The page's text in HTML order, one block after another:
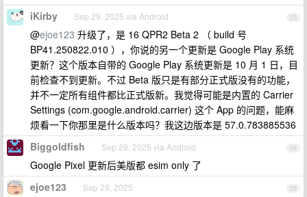
23
iKirby Sep 29, 2025 via Android
@ejoe123 升级了，是 16 QPR2 Beta 2 （ build 号
BP41.250822.010 ），你说的另一个更新是 Google Play 系统
更新？这个版本自带的 Google Play 系统更新是 10 月 1 日，目
前检查不到更新。不过 Beta 版只是有部分正式版没有的功能，
并不一定所有组件都比正式版新。我觉得可能是内置的 Carrier
Settings (com.google.android.carrier) 这个 App 的问题，能麻
烦看一下你那里是什么版本吗？我这边版本是 57.0.783885536
24
Biggoldfish Sep 29, 2025 via Android
Google Pixel 更新后美版都 esim only 了
25
ejoe123 Sep 29, 2025